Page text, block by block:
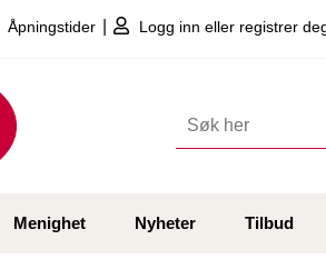
Åpningstider Logg inn eller registrer
Menighet Nyheter Tilbud